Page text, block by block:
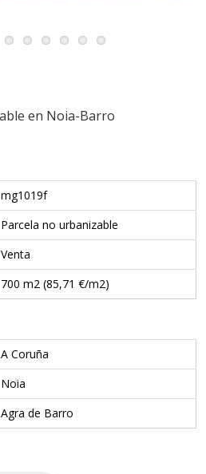
en Noia-Barro
mg1019f
Parcela no urbanizable
Venta
700 m2 (85,71 €/m2)
A Coruña
Noia
Agra de Barro